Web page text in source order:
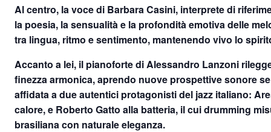
Al centro, la voce di Barbara Casini, interprete di
la poesia, la sensualità e la profondità emotiva delle
tra lingua, ritmo e sentimento, mantenendo vivo lo
Accanto a lei, il pianoforte di Alessandro Lanzoni
finezza armonica, aprendo nuove prospettive sonore
affidata a due autentici protagonisti del jazz italiano:
calore, e Roberto Gatto alla batteria, il cui drumming
brasiliana con naturale eleganza.